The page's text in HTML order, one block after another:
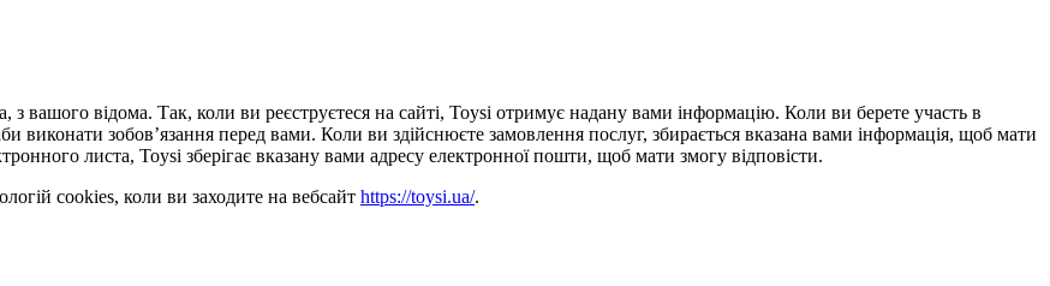
з вашого відома. Так, коли ви реєструєтеся на сайті, Toysi отримує надану вами інформацію. Коли ви берете участь в
виконати зобов’язання перед вами. Коли ви здійснюєте замовлення послуг, збирається вказана вами інформація, щоб мати
листа, Toysi зберігає вказану вами адресу електронної пошти, щоб мати змогу відповісти.
cookies, коли ви заходите на вебсайт https://toysi.ua/.